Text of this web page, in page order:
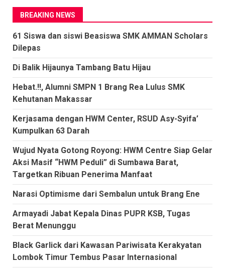
BREAKING NEWS
61 Siswa dan siswi Beasiswa SMK AMMAN Scholars
Dilepas
Di Balik Hijaunya Tambang Batu Hijau
Hebat.!!, Alumni SMPN 1 Brang Rea Lulus SMK
Kehutanan Makassar
Kerjasama dengan HWM Center, RSUD Asy-Syifa’
Kumpulkan 63 Darah
Wujud Nyata Gotong Royong: HWM Centre Siap Gelar
Aksi Masif “HWM Peduli” di Sumbawa Barat,
Targetkan Ribuan Penerima Manfaat
Narasi Optimisme dari Sembalun untuk Brang Ene
Armayadi Jabat Kepala Dinas PUPR KSB, Tugas
Berat Menunggu
Black Garlick dari Kawasan Pariwisata Kerakyatan
Lombok Timur Tembus Pasar Internasional